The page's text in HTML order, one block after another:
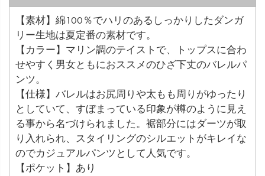
【素材】綿100％でハリのあるしっかりしたダンガ
リー生地は夏定番の素材です。
【カラー】マリン調のテイストで、トップスに合わ
せやすく男女ともにおススメのひざ下丈のバレルパ
ンツ。
【仕様】バレルはお尻周りや太もも周りがゆったり
としていて、すぼまっている印象が樽のように見え
る事から名づけられました。裾部分にはダーツが取
り入れられ、スタイリングのシルエットがキレイな
のでカジュアルパンツとして人気です。
【ポケット】あり